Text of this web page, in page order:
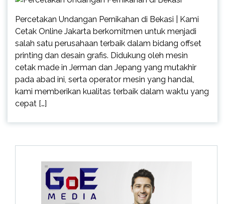
Percetakan Undangan Pernikahan di Bekasi | Kami
Cetak Online Jakarta berkomitmen untuk menjadi
salah satu perusahaan terbaik dalam bidang offset
printing dan desain grafis. Didukung oleh mesin
cetak made in Jerman dan Jepang yang mutakhir
pada abad ini, serta operator mesin yang handal,
kami memberikan kualitas terbaik dalam waktu yang
cepat […]